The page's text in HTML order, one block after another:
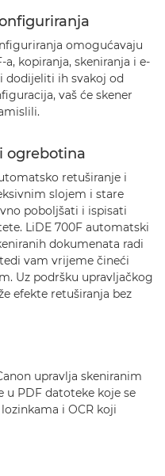
omogućavaju
kopiranja, skeniranja i e-
dodijeliti ih svakoj od
vaš će skener
ogrebotina
retuširanje i
slojem i stare
poboljšati i ispisati
LiDE 700F automatski
dokumenata radi
vam vrijeme čineći
Uz podršku upravljačkog
efekte retuširanja bez
upravlja skeniranim
PDF datoteke koje se
i OCR koji